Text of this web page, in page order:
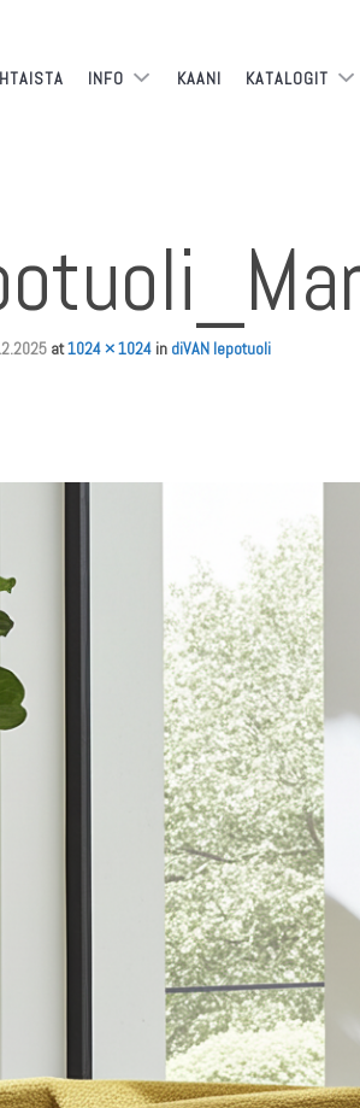
INFO KAANI KATALOGIT
at1024 × 1024in diVAN lepotuoli